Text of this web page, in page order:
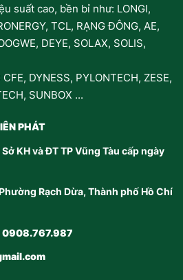
suất cao, bền bỉ như: LONGI,
TCL, RẠNG ĐÔNG, AE,
DEYE, SOLAX, SOLIS,
DYNESS, PYLONTECH, ZESE,
SUNBOX ...
PHÁT
KH và ĐT TP Vũng Tàu cấp ngày
Rạch Dừa, Thành phố Hồ Chí